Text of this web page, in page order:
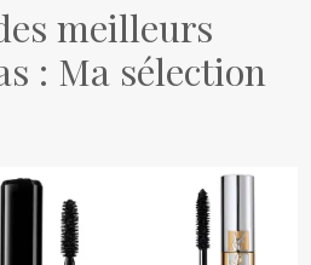
meilleurs
: Ma sélection